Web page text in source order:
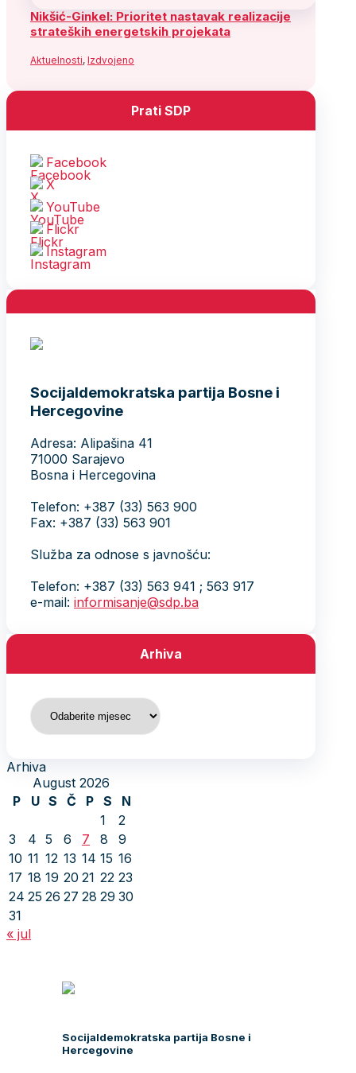
Nikšić-Ginkel: Prioritet nastavak realizacije
strateških energetskih projekata
Aktuelnosti, Izdvojeno
Prati SDP
Facebook
X
YouTube
Flickr
Instagram
Socijaldemokratska partija Bosne i
Hercegovine
Adresa: Alipašina 41
71000 Sarajevo
Bosna i Hercegovina
Telefon: +387 (33) 563 900
Fax: +387 (33) 563 901
Služba za odnose s javnošću:
Telefon: +387 (33) 563 941 ; 563 917
e-mail: informisanje@sdp.ba
Arhiva
Arhiva
Arhiva
August 2026
P
U S Č P S
N
1
2
3
4 5 6 7 8
9
10 11 12 13 14 15 16
17 18 19 20 21 22 23
24 25 26 27 28 29 30
31
« jul
Socijaldemokratska partija Bosne i
Hercegovine